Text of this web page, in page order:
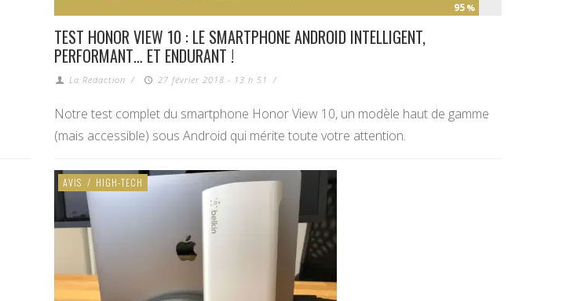
95 %
TEST HONOR VIEW 10 : LE SMARTPHONE ANDROID INTELLIGENT,
PERFORMANT… ET ENDURANT !
La Redaction / 27 février 2018 - 13 h 51 /
Notre test complet du smartphone Honor View 10, un modèle haut de gamme
(mais accessible) sous Android qui mérite toute votre attention.
AVIS / HIGH-TECH